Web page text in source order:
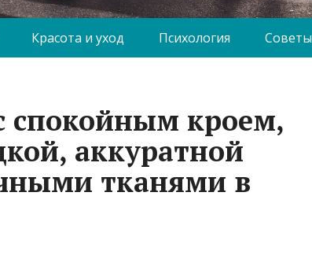
Красота и уход Психология Советы
спокойным кроем,
аккуратной
тканями в